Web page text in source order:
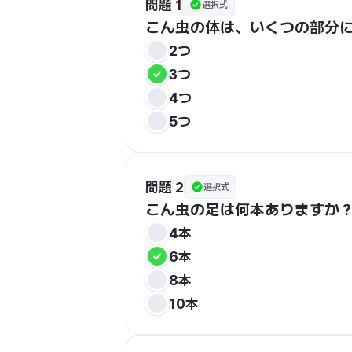
問題 1 選択式
こん虫の体は、いくつの部分
2つ
3つ
4つ
5つ
問題 2 選択式
こん虫の足は何本ありますか？
4本
6本
8本
10本